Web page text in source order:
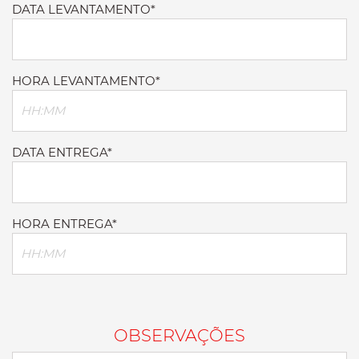
DATA LEVANTAMENTO*
HORA LEVANTAMENTO*
DATA ENTREGA*
HORA ENTREGA*
OBSERVAÇÕES